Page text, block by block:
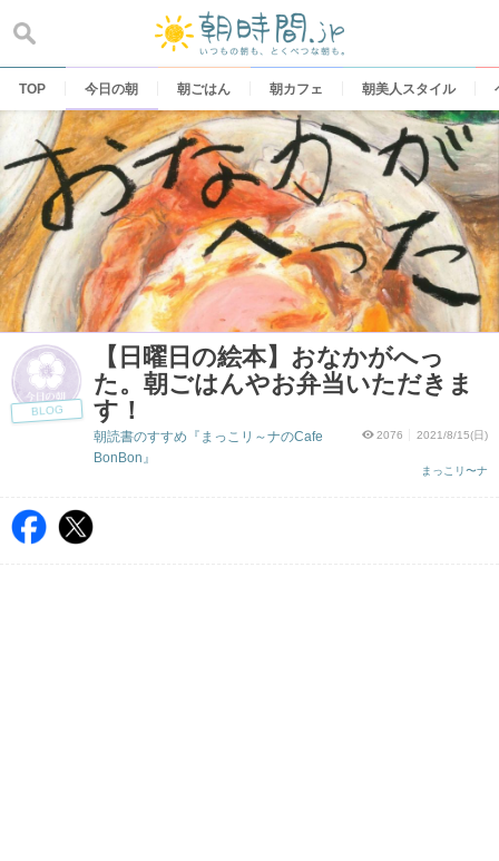
content
TOP 今日の朝 朝ごはん 朝カフェ 朝美人スタイル
BLOG
【日曜日の絵本】おなかがへっ
た。朝ごはんやお弁当いただきま
す！
2076 2021/8/15(日)
まっこリ〜ナ
朝読書のすすめ『まっこリ～ナのCafe
BonBon』